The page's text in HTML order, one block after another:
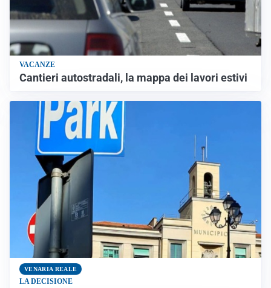
VACANZE
Cantieri autostradali, la mappa dei lavori estivi
VENARIA REALE
LA DECISIONE